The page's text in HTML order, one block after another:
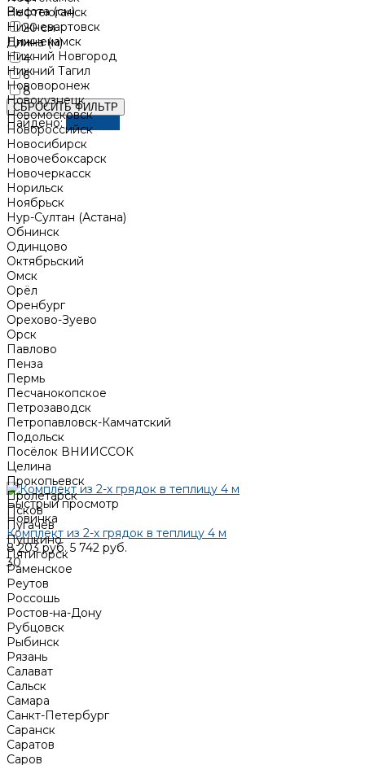
Нефтеюганск
Нижневартовск
Нижнекамск
Нижний Новгород
Нижний Тагил
Нововоронеж
Новокузнецк
Новомосковск
Новороссийск
Новосибирск
Новочебоксарск
Новочеркасск
Норильск
Ноябрьск
Нур-Султан (Астана)
Обнинск
Одинцово
Октябрьский
Омск
Орёл
Оренбург
Орехово-Зуево
Орск
Павлово
Пенза
Пермь
Песчанокопское
Петрозаводск
Петропавловск-Камчатский
Подольск
Посёлок ВНИИССОК
Целина
Прокопьевск
Пролетарск
Псков
Пугачёв
Пушкино
Пятигорск
Раменское
Реутов
Россошь
Ростов-на-Дону
Рубцовск
Рыбинск
Рязань
Салават
Сальск
Самара
Санкт-Петербург
Саранск
Саратов
Саров
Высота (см)
20 см
Длина (м)
4
6
8
СБРОСИТЬ ФИЛЬТР
Найдено:Показать
Быстрый просмотр
Новинка
Комплект из 2-х грядок в теплицу 4 м
8 203 руб. 5 742 руб.
30